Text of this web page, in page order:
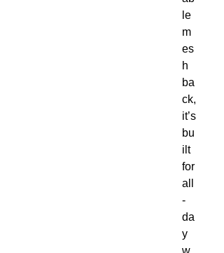
le
m
es
h
ba
ck,
it’s
bu
ilt
for
all
-
da
y
w